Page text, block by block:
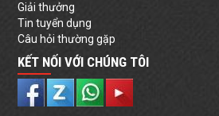
Giải thưởng
Tin tuyển dụng
Câu hỏi thường gặp
KẾT NỐI VỚI CHÚNG TÔI